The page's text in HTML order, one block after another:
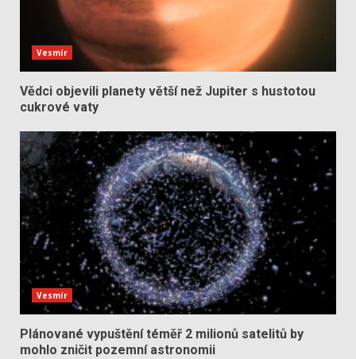
Vesmír
Vědci objevili planety větší než Jupiter s hustotou
cukrové vaty
Vesmír
Plánované vypuštění téměř 2 milionů satelitů by
mohlo zničit pozemní astronomii